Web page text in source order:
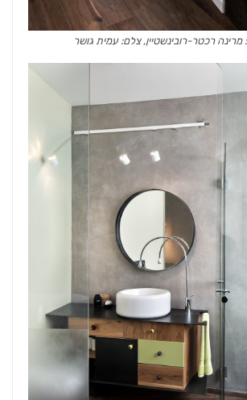
מרינה רכטר-רובינשטיין, צלם: עמית גושר